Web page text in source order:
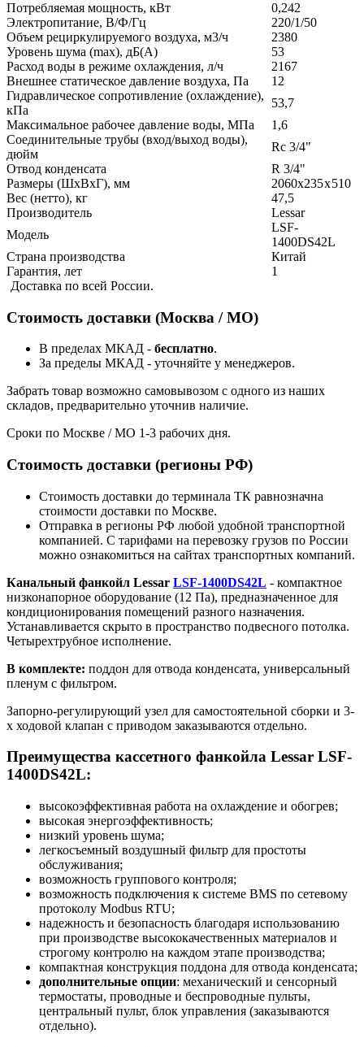
Потребляемая мощность, кВт
0,242
Электропитание, В/Ф/Гц
220/1/50
Объем рециркулируемого воздуха, м3/ч
2380
Уровень шума (max), дБ(А)
53
Расход воды в режиме охлаждения, л/ч
2167
Внешнее статическое давление воздуха, Па
12
Гидравлическое сопротивление (охлаждение),
кПа
53,7
Максимальное рабочее давление воды, МПа
1,6
Соединительные трубы (вход/выход воды),
дюйм
Rc 3/4"
Отвод конденсата
R 3/4"
Размеры (ШxВxГ), мм
2060x235 x 510
Вес (нетто), кг
47,5
Производитель
Lessar
Модель
LSF-
1400DS42L
Страна производства
Китай
Гарантия, лет
1
Доставка по всей России.
Стоимость доставки (Москва / МО)
В пределах МКАД - бесплатно.
За пределы МКАД - уточняйте у менеджеров.
Забрать товар возможно самовывозом с одного из наших
складов, предварительно уточнив наличие.
Сроки по Москве / МО 1-3 рабочих дня.
Стоимость доставки (регионы РФ)
Стоимость доставки до терминала ТК равнозначна
стоимости доставки по Москве.
Отправка в регионы РФ любой удобной транспортной
компанией. С тарифами на перевозку грузов по России
можно ознакомиться на сайтах транспортных компаний.
Канальный фанкойл Lessar LSF-1400DS42L - компактное
низконапорное оборудование (12 Па), предназначенное для
кондиционирования помещений разного назначения.
Устанавливается скрыто в пространство подвесного потолка.
Четырехтрубное исполнение.
В комплекте: поддон для отвода конденсата, универсальный
пленум с фильтром.
Запорно-регулирующий узел для самостоятельной сборки и 3-
х ходовой клапан с приводом заказываются отдельно.
Преимущества кассетного фанкойла Lessar LSF-
1400DS42L:
высокоэффективная работа на охлаждение и обогрев;
высокая энергоэффективность;
низкий уровень шума;
легкосъемный воздушный фильтр для простоты
обслуживания;
возможность группового контроля;
возможность подключения к системе BMS по сетевому
протоколу Modbus RTU;
надежность и безопасность благодаря использованию
при производстве высококачественных материалов и
строгому контролю на каждом этапе производства;
компактная конструкция поддона для отвода конденсата;
дополнительные опции: механический и сенсорный
термостаты, проводные и беспроводные пульты,
центральный пульт, блок управления (заказываются
отдельно).